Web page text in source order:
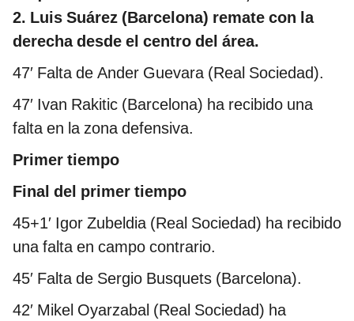
2. Luis Suárez (Barcelona) remate con la
derecha desde el centro del área.
47′ Falta de Ander Guevara (Real Sociedad).
47′ Ivan Rakitic (Barcelona) ha recibido una
falta en la zona defensiva.
Primer tiempo
Final del primer tiempo
45+1′ Igor Zubeldia (Real Sociedad) ha recibido
una falta en campo contrario.
45′ Falta de Sergio Busquets (Barcelona).
42′ Mikel Oyarzabal (Real Sociedad) ha